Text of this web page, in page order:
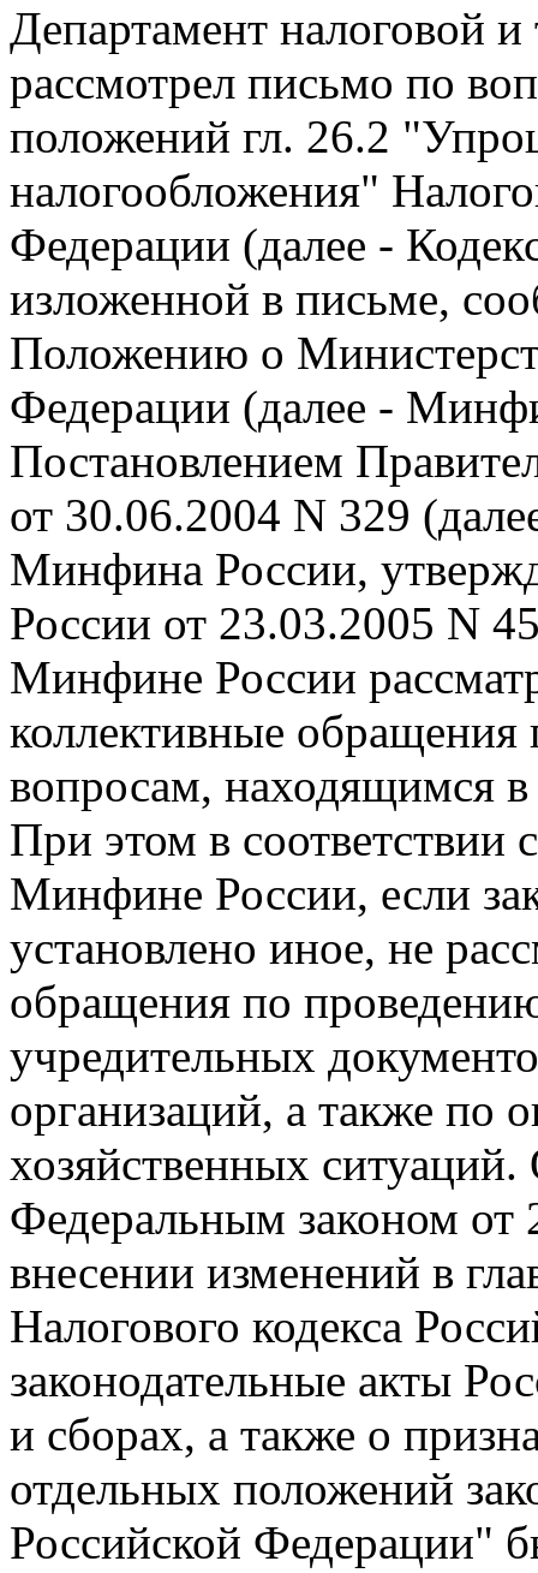
Департамент налоговой
рассмотрел письмо по
положений гл. 26.2
налогообложения"
Федерации (далее -
изложенной в письме,
Положению о
Федерации (далее -
Постановлением
от 30.06.2004 N 329
Минфина России,
России от 23.03.2005 N
Минфине России
коллективные обращения
вопросам, находящимся
При этом в
Минфине России, если
установлено иное, не
обращения по
учредительных
организаций, а также по
хозяйственных
Федеральным законом
внесении изменений в
Налогового кодекса
законодательные акты
и сборах, а также о
отдельных положений
Российской Федерации"